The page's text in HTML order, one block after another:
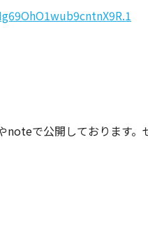
で公開しております。